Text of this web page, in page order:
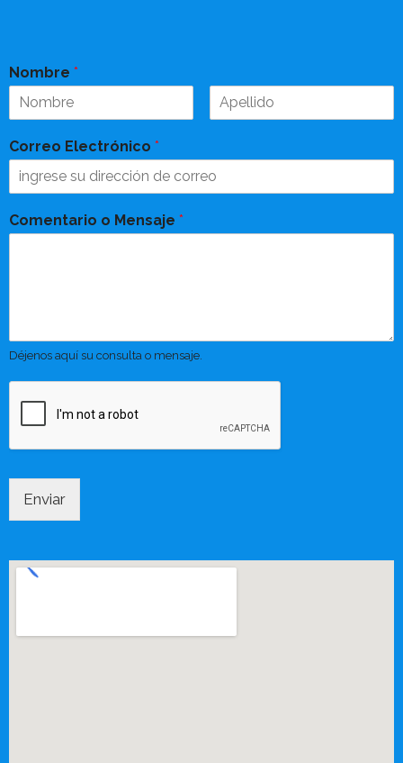
Nombre *
Correo Electrónico *
Comentario o Mensaje *
Déjenos aquí su consulta o mensaje.
Enviar